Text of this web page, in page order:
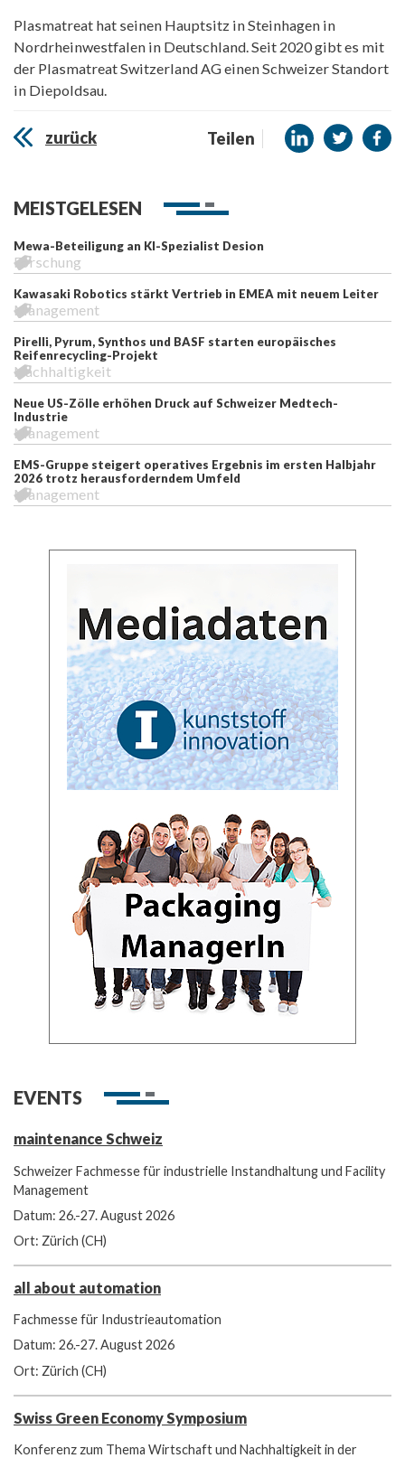
Plasmatreat hat seinen Hauptsitz in Steinhagen in
Nordrheinwestfalen in Deutschland. Seit 2020 gibt es mit
der Plasmatreat Switzerland AG einen Schweizer Standort
in Diepoldsau.
zurück Teilen
MEISTGELESEN
Mewa-Beteiligung an KI-Spezialist Desion
Forschung
Kawasaki Robotics stärkt Vertrieb in EMEA mit neuem Leiter
Management
Pirelli, Pyrum, Synthos und BASF starten europäisches
Reifenrecycling-Projekt
Nachhaltigkeit
Neue US-Zölle erhöhen Druck auf Schweizer Medtech-
Industrie
Management
EMS-Gruppe steigert operatives Ergebnis im ersten Halbjahr
2026 trotz herausforderndem Umfeld
Management
EVENTS
maintenance Schweiz
Schweizer Fachmesse für industrielle Instandhaltung und Facility
Management
Datum: 26.-27. August 2026
Ort: Zürich (CH)
all about automation
Fachmesse für Industrieautomation
Datum: 26.-27. August 2026
Ort: Zürich (CH)
Swiss Green Economy Symposium
Konferenz zum Thema Wirtschaft und Nachhaltigkeit in der